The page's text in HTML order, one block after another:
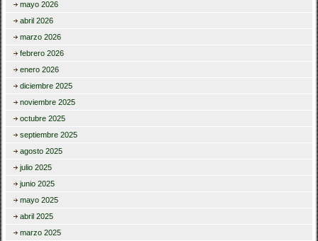
mayo 2026
abril 2026
marzo 2026
febrero 2026
enero 2026
diciembre 2025
noviembre 2025
octubre 2025
septiembre 2025
agosto 2025
julio 2025
junio 2025
mayo 2025
abril 2025
marzo 2025